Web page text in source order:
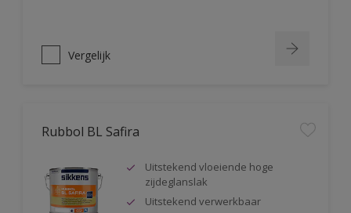
Vergelijk
Rubbol BL Safira
Uitstekend vloeiende hoge
zijdeglanslak
Uitstekend verwerkbaar